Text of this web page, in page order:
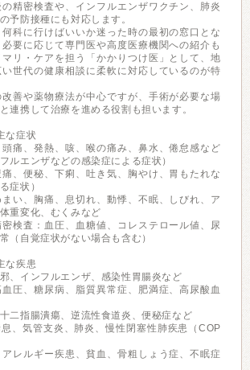
精密検査や、インフルエンザワクチン、肺炎
予防接種にも対応します。
科に行けばいいか迷った時の最初の窓口とな
要に応じて専門医や高度医療機関への紹介も
リ・ケアを担う「かかりつけ医」として、地
世代の健康相談に柔軟に対応しているのが特
善や薬物療法が中心ですが、手術が必要な場
連携して治療を進める役割も担います。
な症状
頭痛、発熱、咳、喉の痛み、鼻水、倦怠感など
ルエンザなどの感染症による症状）
痛、便秘、下痢、吐き気、胸やけ、胃もたれな
症状）
まい、胸痛、息切れ、動悸、不眠、しびれ、ア
重変化、むくみなど
密検査：血圧、血糖値、コレステロール値、尿
（自覚症状がない場合も含む）
な疾患
、インフルエンザ、感染性胃腸炎など
血圧、糖尿病、脂質異常症、肥満症、高尿酸血
二指腸潰瘍、逆流性食道炎、便秘症など
息、気管支炎、肺炎、慢性閉塞性肺疾患（COP
アレルギー疾患、貧血、骨粗しょう症、不眠症